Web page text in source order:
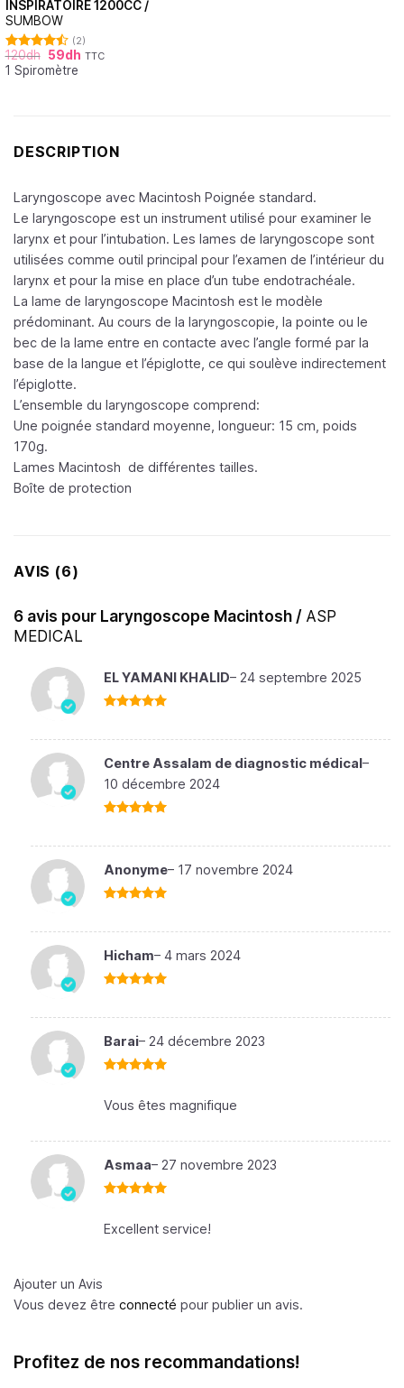
INSPIRATOIRE 1200CC /
SUMBOW
Note4.50
sur 5
(2)
120dh 59dh TTC
1 Spiromètre
DESCRIPTION
Laryngoscope avec Macintosh Poignée standard.
Le laryngoscope est un instrument utilisé pour examiner le
larynx et pour l’intubation. Les lames de laryngoscope sont
utilisées comme outil principal pour l’examen de l’intérieur du
larynx et pour la mise en place d’un tube endotrachéale.
La lame de laryngoscope Macintosh est le modèle
prédominant. Au cours de la laryngoscopie, la pointe ou le
bec de la lame entre en contacte avec l’angle formé par la
base de la langue et l’épiglotte, ce qui soulève indirectement
l’épiglotte.
L’ensemble du laryngoscope comprend:
Une poignée standard moyenne, longueur: 15 cm, poids
170g.
Lames Macintosh de différentes tailles.
Boîte de protection
AVIS (6)
6 avis pour Laryngoscope Macintosh / ASP
MEDICAL
EL YAMANI KHALID– 24 septembre 2025
Centre Assalam de diagnostic médical–
10 décembre 2024
Anonyme– 17 novembre 2024
Hicham– 4 mars 2024
Barai– 24 décembre 2023
Vous êtes magnifique
Asmaa– 27 novembre 2023
Excellent service!
Ajouter un Avis
Vous devez être connecté pour publier un avis.
Profitez de nos recommandations!